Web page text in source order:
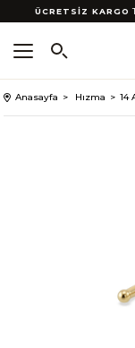
ÜCRETSİZ KARGO
Anasayfa Hızma 14